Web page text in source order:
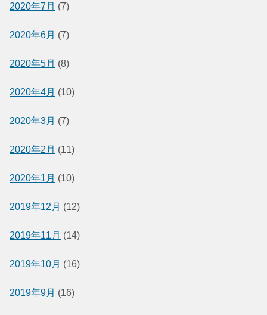
2020年7月 (7)
2020年6月 (7)
2020年5月 (8)
2020年4月 (10)
2020年3月 (7)
2020年2月 (11)
2020年1月 (10)
2019年12月 (12)
2019年11月 (14)
2019年10月 (16)
2019年9月 (16)